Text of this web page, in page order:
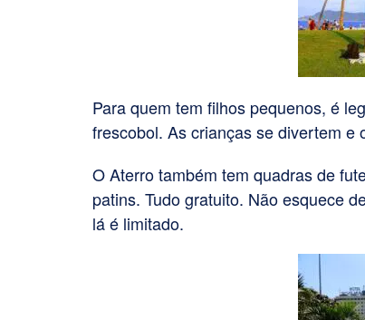
Para quem tem filhos pequenos, é
frescobol. As crianças se divertem e
O Aterro também tem quadras de
patins. Tudo gratuito. Não esquece
lá é limitado.